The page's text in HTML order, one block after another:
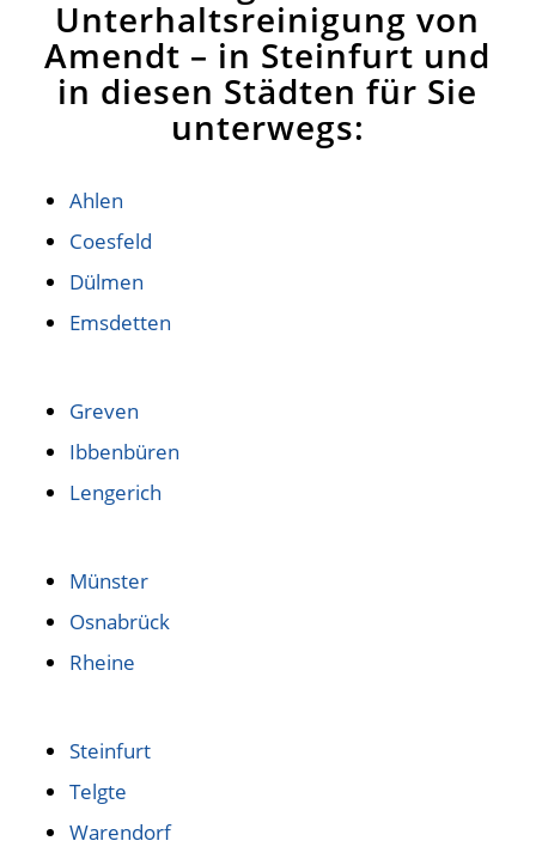
Unterhaltsreinigung von
Amendt – in Steinfurt und
in diesen Städten für Sie
unterwegs:
Ahlen
Coesfeld
Dülmen
Emsdetten
Greven
Ibbenbüren
Lengerich
Münster
Osnabrück
Rheine
Steinfurt
Telgte
Warendorf